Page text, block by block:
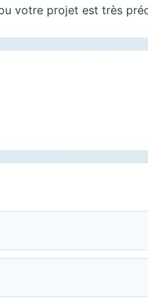
votre projet est très